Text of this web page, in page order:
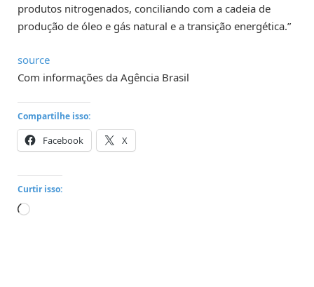
produtos nitrogenados, conciliando com a cadeia de
produção de óleo e gás natural e a transição energética.”
source
Com informações da Agência Brasil
Compartilhe isso:
Facebook X
Curtir isso:
Carregando...